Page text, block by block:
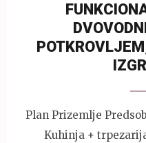
Plan Prizemlje
Kuhinja + trpezarija